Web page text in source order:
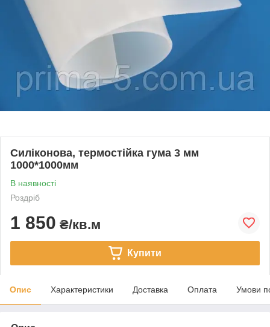
Силіконова, термостійка гума 3 мм
1000*1000мм
В наявності
Роздріб
1 850 ₴/кв.м
Купити
Опис Характеристики Доставка Оплата Умови